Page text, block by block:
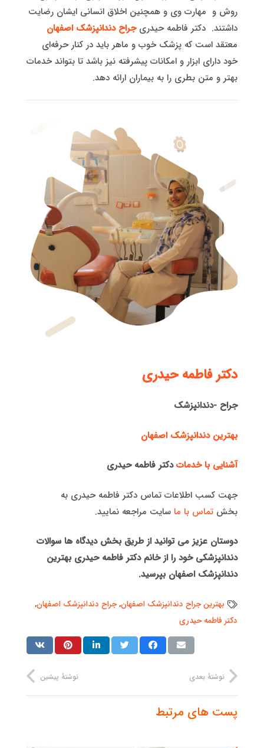
روش و مهارت وی و همچنین اخلاق انسانی ایشان رضایت
داشتند. دکتر فاطمه حیدریجراح دندانپزشک اصفهان
معتقد است که پزشک خوب و ماهر باید در کنار حرفه‌ای
خود دارای ابزار و امکانات پیشرفته نیز باشد تا بتواند خدمات
بهتر و متن بطری را به بیماران ارائه دهد.
دكتر فاطمه حيدری
جراح -دندانپزشک
بهترین دندانپزشک اصفهان
آشنایی با خدماتدکتر فاطمه حیدری
جهت کسب اطلاعات تماس دکتر فاطمه حیدری به
بخش تماس با ما سایت مراجعه نمایید.
دوستان عزیز می توانید از طریق بخش دیدگاه ها سوالات
دندانپزشکی خود را از خانم دکتر فاطمه حیدری بهترین
دندانپزشک اصفهان بپرسید.
بهترین جراح دندانپزشک اصفهان,جراح دندانپزشک اصفهان,
دکتر فاطمه حیدری
نوشتهٔ پیشین نوشتهٔ بعدی
پست های مرتبط